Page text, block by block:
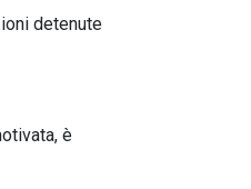
detenute
è